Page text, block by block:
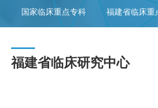
国家临床重点专科 福建省临床重
福建省临床研究中心